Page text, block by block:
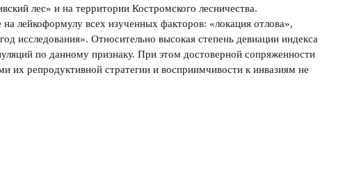
лес» и на территории Костромского лесничества.
лейкоформулу всех изученных факторов: «локация отлова»,
исследования». Относительно высокая степень девиации индекса
по данному признаку. При этом достоверной сопряженности
их репродуктивной стратегии и восприимчивости к инвазиям не